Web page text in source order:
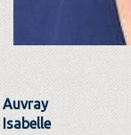
Auvray
Isabelle